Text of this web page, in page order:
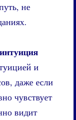
не
и
даже если
чувствует
видит